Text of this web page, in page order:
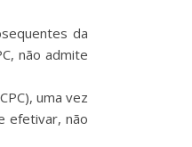
da
não admite
uma vez
efetivar, não